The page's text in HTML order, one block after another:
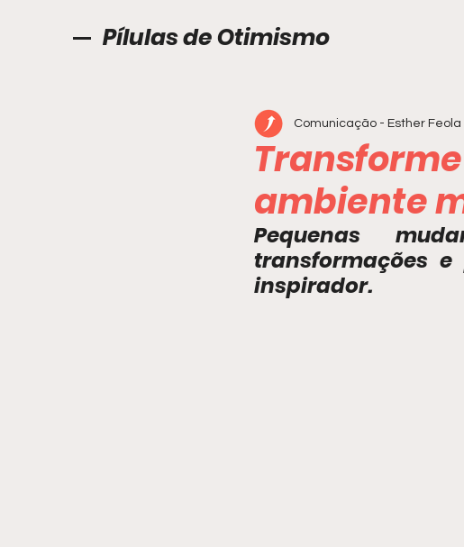
Pílulas de Otimismo
ambiente
Comunicação - Esther Feola
Pequenas
transformações
inspirador.